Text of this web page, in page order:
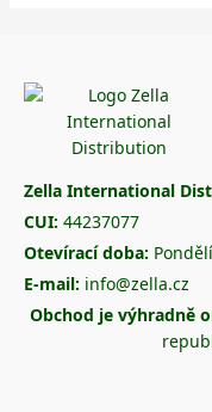
Zella International
CUI: 44237077
Otevírací doba:
E-mail: info@zella.cz
Obchod je výhradně